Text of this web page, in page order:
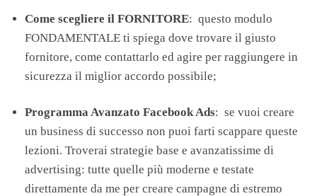
Come scegliere il FORNITORE: questo modulo
FONDAMENTALE ti spiega dove trovare il giusto
fornitore, come contattarlo ed agire per raggiungere in
sicurezza il miglior accordo possibile;
Programma Avanzato Facebook Ads: se vuoi creare
un business di successo non puoi farti scappare queste
lezioni. Troverai strategie base e avanzatissime di
advertising: tutte quelle più moderne e testate
direttamente da me per creare campagne di estremo